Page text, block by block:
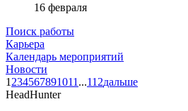
16 февраля
Поиск работы
Карьера
Календарь мероприятий
Новости
1 234567891011 ...112дальше
HeadHunter